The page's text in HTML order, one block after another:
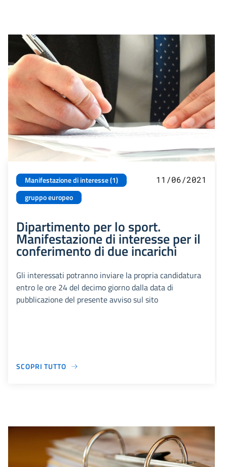
Manifestazione di interesse (1)
gruppo europeo
11/06/2021
Dipartimento per lo sport.
Manifestazione di interesse per il
conferimento di due incarichi
Gli interessati potranno inviare la propria candidatura
entro le ore 24 del decimo giorno dalla data di
pubblicazione del presente avviso sul sito
SCOPRI TUTTO